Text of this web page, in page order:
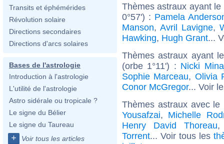
Transits et éphémérides
Révolution solaire
Directions secondaires
Directions d'arcs solaires
Bases de l'astrologie
Introduction à l'astrologie
L'utilité de l'astrologie
Astro sidérale ou tropicale ?
Le signe du Bélier
Le signe du Taureau
+ Voir tous les articles
Thèmes astraux ayant
0°57') : Pamela
Manson, Avril Lavigne,
Hawking, Hugh Grant...
Thèmes astraux ayant
(orbe 1°11') : Nicki
Sophie Marceau, Olivia
Conor McGregor... Voir
Thèmes astraux avec
Yousafzai, Michelle
Henry David Thoreau
Torrent... Voir tous les